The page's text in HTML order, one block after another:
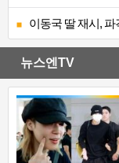
이동국 딸 재시,
뉴스엔TV